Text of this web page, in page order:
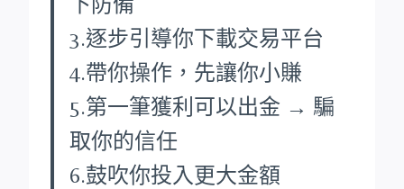
3.逐步引導你下載交易平台
4.帶你操作，先讓你小賺
5.第一筆獲利可以出金 → 騙
取你的信任
6.鼓吹你投入更大金額